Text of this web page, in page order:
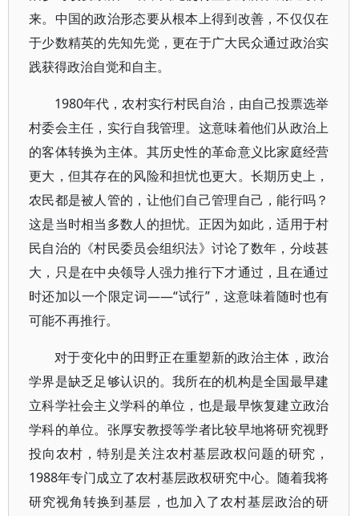
来。中国的政治形态要从根本上得到改善，不仅仅在
于少数精英的先知先觉，更在于广大民众通过政治实
践获得政治自觉和自主。
1980年代，农村实行村民自治，由自己投票选举
村委会主任，实行自我管理。这意味着他们从政治上
的客体转换为主体。其历史性的革命意义比家庭经营
更大，但其存在的风险和担忧也更大。长期历史上，
农民都是被人管的，让他们自己管理自己，能行吗？
这是当时相当多数人的担忧。正因为如此，适用于村
民自治的《村民委员会组织法》讨论了数年，分歧甚
大，只是在中央领导人强力推行下才通过，且在通过
时还加以一个限定词——“试行”，这意味着随时也有
可能不再推行。
对于变化中的田野正在重塑新的政治主体，政治
学界是缺乏足够认识的。我所在的机构是全国最早建
立科学社会主义学科的单位，也是最早恢复建立政治
学科的单位。张厚安教授等学者比较早地将研究视野
投向农村，特别是关注农村基层政权问题的研究，
1988年专门成立了农村基层政权研究中心。随着我将
研究视角转换到基层，也加入了农村基层政治的研